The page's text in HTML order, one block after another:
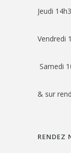
Jeudi
Vendredi
Samedi
& sur
RENDEZ